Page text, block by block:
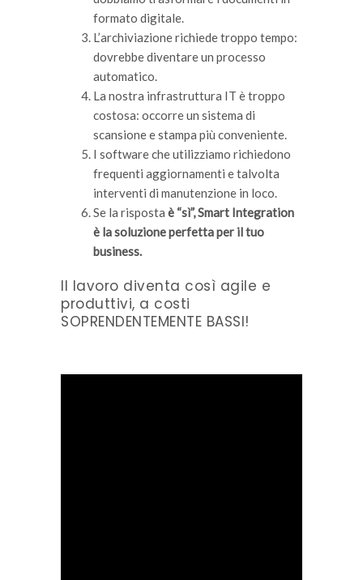
formato digitale.
L’archiviazione richiede troppo tempo:
dovrebbe diventare un processo
automatico.
La nostra infrastruttura IT è troppo
costosa: occorre un sistema di
scansione e stampa più conveniente.
I software che utilizziamo richiedono
frequenti aggiornamenti e talvolta
interventi di manutenzione in loco.
Se la risposta è “sì”, Smart Integration
è la soluzione perfetta per il tuo
business.
Il lavoro diventa così agile e
produttivi, a costi
SOPRENDENTEMENTE BASSI!